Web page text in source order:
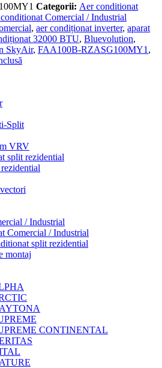
Categorii: Aer conditionat
Comercial / Industrial
, aer condiționat inverter, aparat
32000 BTU, Bluevolution,
SkyAir, FAA100B-RZASG100MY1 ,
Split
VRV
split rezidential
/ Industrial
Comercial / Industrial
split rezidential
montaj
CONTINENTAL